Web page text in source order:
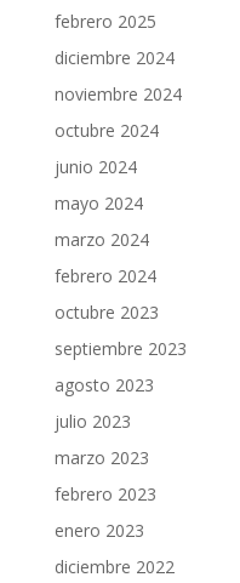
febrero 2025
diciembre 2024
noviembre 2024
octubre 2024
junio 2024
mayo 2024
marzo 2024
febrero 2024
octubre 2023
septiembre 2023
agosto 2023
julio 2023
marzo 2023
febrero 2023
enero 2023
diciembre 2022